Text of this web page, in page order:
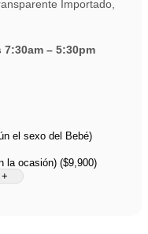
Importado,
– 5:30pm
el sexo del Bebé)
la ocasión) ($9,900)